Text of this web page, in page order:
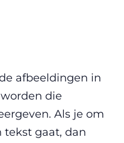
afbeeldingen in
die
Als je om
tekst gaat, dan